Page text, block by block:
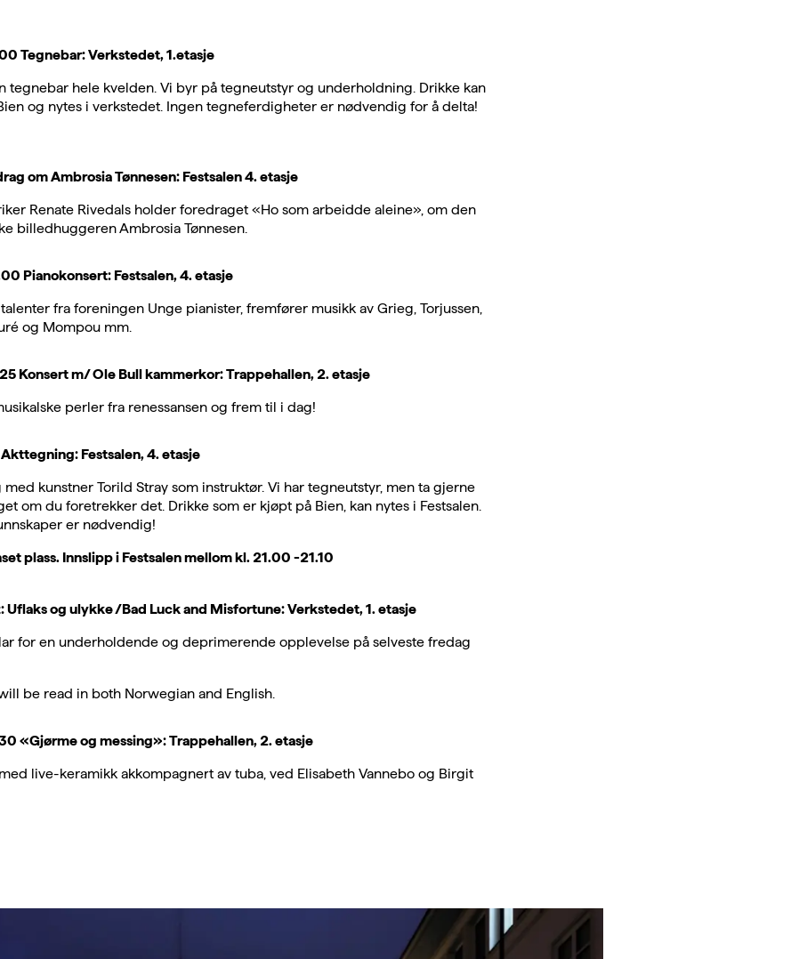
Tegnebar: Verkstedet, 1.etasje
tegnebar hele kvelden. Vi byr på tegneutstyr og underholdning. Drikke kan
og nytes i verkstedet. Ingen tegneferdigheter er nødvendig for å delta!
om Ambrosia Tønnesen: Festsalen 4. etasje
Renate Rivedals holder foredraget «Ho som arbeidde aleine», om den
billedhuggeren Ambrosia Tønnesen.
Pianokonsert: Festsalen, 4. etasje
fra foreningen Unge pianister, fremfører musikk av Grieg, Torjussen,
og Mompou mm.
Konsert m/ Ole Bull kammerkor: Trappehallen, 2. etasje
perler fra renessansen og frem til i dag!
Festsalen, 4. etasje
kunstner Torild Stray som instruktør. Vi har tegneutstyr, men ta gjerne
om du foretrekker det. Drikke som er kjøpt på Bien, kan nytes i Festsalen.
er nødvendig!
plass. Innslipp i Festsalen mellom kl. 21.00 -21.10
Uflaks og ulykke /Bad Luck and Misfortune: Verkstedet, 1. etasje
for en underholdende og deprimerende opplevelse på selveste fredag
be read in both Norwegian and English.
«Gjørme og messing»: Trappehallen, 2. etasje
live-keramikk akkompagnert av tuba, ved Elisabeth Vannebo og Birgit